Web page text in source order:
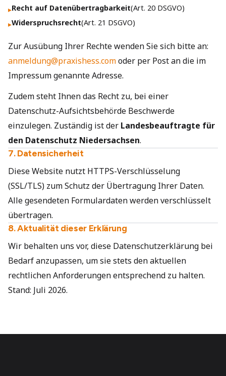
▸Recht auf Datenübertragbarkeit(Art. 20 DSGVO)
▸Widerspruchsrecht(Art. 21 DSGVO)
Zur Ausübung Ihrer Rechte wenden Sie sich bitte an:
anmeldung@praxishess.comoder per Post an die im
Impressum genannte Adresse.
Zudem steht Ihnen das Recht zu, bei einer
Datenschutz-Aufsichtsbehörde Beschwerde
einzulegen. Zuständig ist der Landesbeauftragte für
den Datenschutz Niedersachsen.
7. Datensicherheit
Diese Website nutzt HTTPS-Verschlüsselung
(SSL/TLS) zum Schutz der Übertragung Ihrer Daten.
Alle gesendeten Formulardaten werden verschlüsselt
übertragen.
8. Aktualität dieser Erklärung
Wir behalten uns vor, diese Datenschutzerklärung bei
Bedarf anzupassen, um sie stets den aktuellen
rechtlichen Anforderungen entsprechend zu halten.
Stand: Juli 2026.